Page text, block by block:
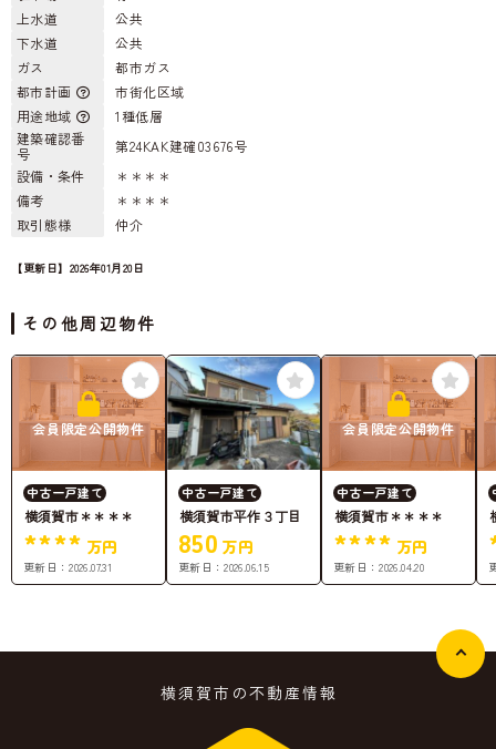
上水道
公共
下水道
公共
ガス
都市ガス
都市計画
市街化区域
用途地域
1種低層
建築確認番
号
第24KAK建確03676号
設備・条件
＊＊＊＊
備考
＊＊＊＊
取引態様
仲介
【更新日】2026年01月20日
その他周辺物件
会員限定公開物件
中古一戸建て
横須賀市＊＊＊＊
**** 万円
更新日：2026.07.31
中古一戸建て
横須賀市平作３丁目
850 万円
更新日：2026.06.15
会員限定公開物件
中古一戸建て
横須賀市＊＊＊＊
**** 万円
更新日：2026.04.20
横須賀市の不動産情報